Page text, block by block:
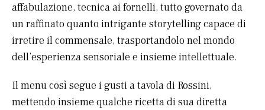
affabulazione, tecnica ai fornelli, tutto governato da
un raffinato quanto intrigante storytelling capace di
irretire il commensale, trasportandolo nel mondo
dell’esperienza sensoriale e insieme intellettuale.
Il menu così segue i gusti a tavola di Rossini,
mettendo insieme qualche ricetta di sua diretta